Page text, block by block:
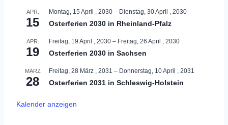
APR.
15
Montag, 15 April , 2030 – Dienstag, 30 April , 2030
Osterferien 2030 in Rheinland-Pfalz
APR.
19
Freitag, 19 April , 2030 – Freitag, 26 April , 2030
Osterferien 2030 in Sachsen
MÄRZ
28
Freitag, 28 März , 2031 – Donnerstag, 10 April , 2031
Osterferien 2031 in Schleswig-Holstein
Kalender anzeigen